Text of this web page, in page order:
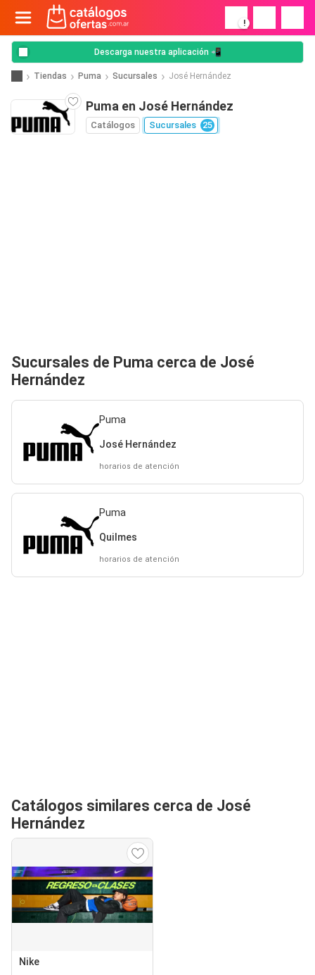
!
Descarga nuestra aplicación 📲
Tiendas Puma Sucursales José Hernández
Puma en José Hernández
Catálogos Sucursales 25
Sucursales de Puma cerca de José
Hernández
Puma
José Hernández
horarios de atención
Puma
Quilmes
horarios de atención
Catálogos similares cerca de José
Hernández
Nike